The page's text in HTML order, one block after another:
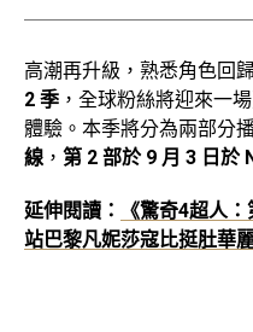
高潮再升級，熟悉角色回
2 季 ，全球粉絲將迎來一
體驗。本季將分為兩部分
線 ， 第 2 部於 9 月 3 日於
延伸閱讀：
《驚奇4超人
站巴黎凡妮莎寇比挺肚華